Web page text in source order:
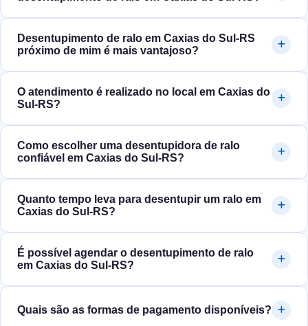
Desentupimento de ralo em Caxias do Sul‑RS
próximo de mim é mais vantajoso?
O atendimento é realizado no local em Caxias do
Sul‑RS?
Como escolher uma desentupidora de ralo
confiável em Caxias do Sul‑RS?
Quanto tempo leva para desentupir um ralo em
Caxias do Sul‑RS?
É possível agendar o desentupimento de ralo
em Caxias do Sul‑RS?
Quais são as formas de pagamento disponíveis?